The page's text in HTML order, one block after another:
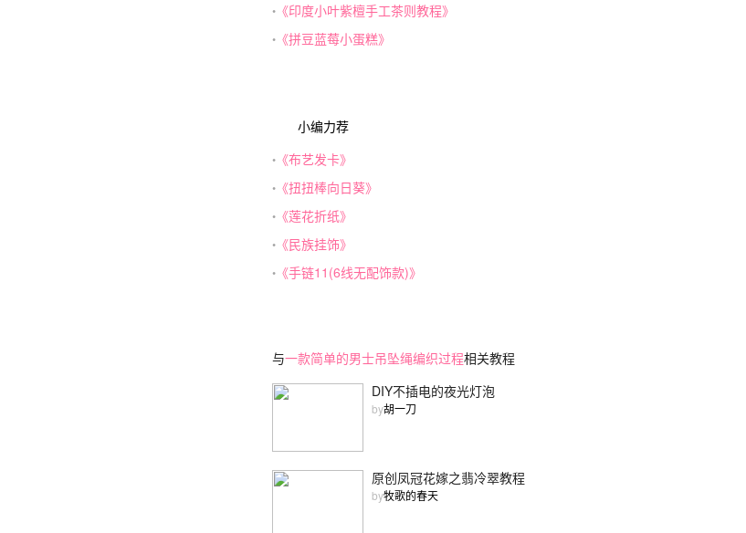
• 《印度小叶紫檀手工茶则教程》
• 《拼豆蓝莓小蛋糕》
小编力荐
• 《布艺发卡》
• 《扭扭棒向日葵》
• 《莲花折纸》
• 《民族挂饰》
• 《手链11(6线无配饰款)》
与一款简单的男士吊坠绳编织过程相关教程
DIY不插电的夜光灯泡
by胡一刀
原创凤冠花嫁之翡冷翠教程
by牧歌的春天